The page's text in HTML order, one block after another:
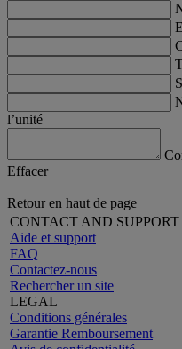
l’unité
Effacer
Retour en haut de page
CONTACT AND SUPPORT
Aide et support
FAQ
Contactez-nous
Rechercher un site
LEGAL
Conditions générales
Garantie Remboursement